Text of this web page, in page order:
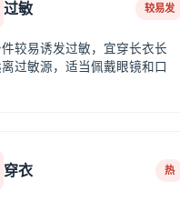
过敏 较易发
较易诱发过敏，宜穿长衣长
过敏源，适当佩戴眼镜和口
穿衣 热